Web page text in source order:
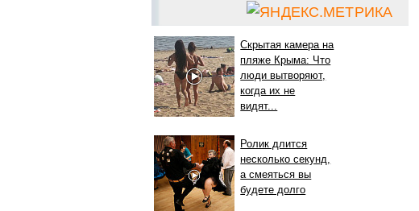
Скрытая камера на
пляже Крыма: Что
люди вытворяют,
когда их не
видят...
Ролик длится
несколько секунд,
а смеяться вы
будете долго